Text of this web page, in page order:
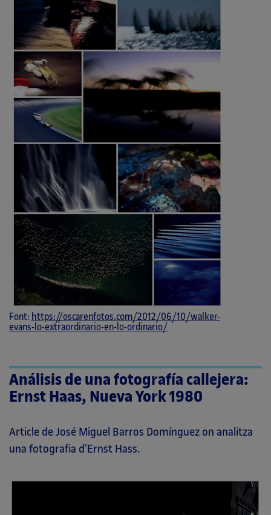
Font: https://oscarenfotos.com/2012/06/10/walker-
evans-lo-extraordinario-en-lo-ordinario/
Análisis de una fotografía callejera:
Ernst Haas, Nueva York 1980
Article de José Miguel Barros Domínguez on analitza
una fotografia d’Ernst Hass.